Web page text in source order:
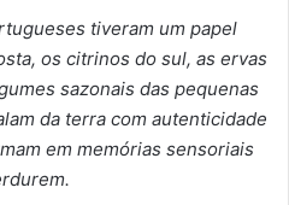
tiveram um papel
os citrinos do sul, as ervas
sazonais das pequenas
da terra com autenticidade
em memórias sensoriais